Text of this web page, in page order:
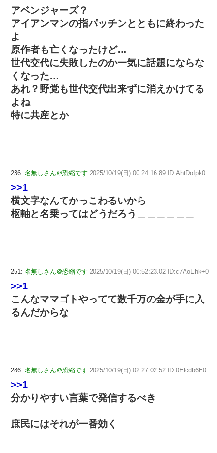
アベンジャーズ？
アイアンマンの指パッチンとともに終わった
よ
原作者も亡くなったけど…
世代交代に失敗したのか一気に話題にならな
くなった…
あれ？野党も世代交代出来ずに消えかけてる
よね
特に共産とか
236: 名無しさん＠恐縮です 2025/10/19(日) 00:24:16.89 ID:AhtDoIpk0
>>1
横文字なんてかっこわるいから
枢軸と名乗ってはどうだろう＿＿＿＿＿＿
251: 名無しさん＠恐縮です 2025/10/19(日) 00:52:23.02 ID:c7AoEhk+0
>>1
こんなママゴトやってて数千万の金が手に入
るんだからな
286: 名無しさん＠恐縮です 2025/10/19(日) 02:27:02.52 ID:0Elcdb6E0
>>1
分かりやすい言葉で発信するべき
庶民にはそれが一番効く